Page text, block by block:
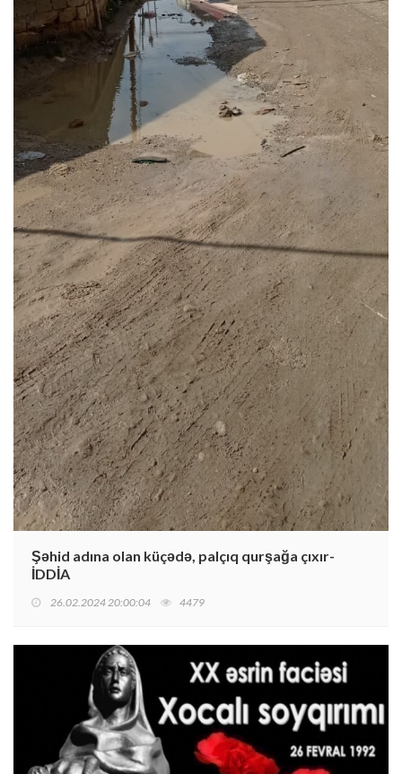
Şəhid adına olan küçədə, palçıq qurşağa çıxır-
İDDİA
26.02.2024 20:00:04 4479